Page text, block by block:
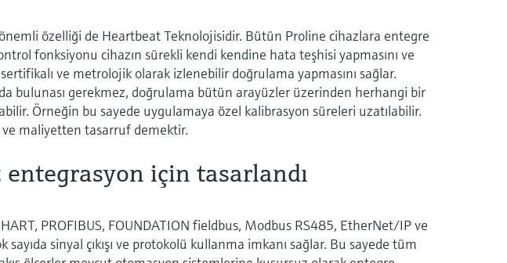
özelliği de Heartbeat Teknolojisidir. Bütün Proline cihazlara entegre
fonksiyonu cihazın sürekli kendi kendine hata teşhisi yapmasını ve
sertifikalı ve metrolojik olarak izlenebilir doğrulama yapmasını sağlar.
bulunası gerekmez, doğrulama bütün arayüzler üzerinden herhangi bir
Örneğin bu sayede uygulamaya özel kalibrasyon süreleri uzatılabilir.
maliyetten tasarruf demektir.
entegrasyon için tasarlandı
PROFIBUS, FOUNDATION fieldbus, Modbus RS485, EtherNet/IP ve
sayıda sinyal çıkışı ve protokolü kullanma imkanı sağlar. Bu sayede tüm